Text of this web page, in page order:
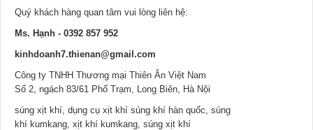
Quý khách hàng quan tâm vui lòng liên hệ:
Ms. Hạnh - 0392 857 952
kinhdoanh7.thienan@gmail.com
Công ty TNHH Thương mại Thiên Ân Việt Nam
Số 2, ngách 83/61 Phố Trạm, Long Biên, Hà Nội
súng xịt khí, dụng cụ xịt khí súng khí hàn quốc, súng
khí kumkang, xịt khí kumkang, súng xịt khí